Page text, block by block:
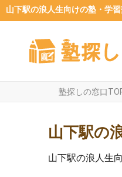
山下駅の浪人生向けの塾・学
塾探しの窓口
山下駅の
山下駅の浪人生